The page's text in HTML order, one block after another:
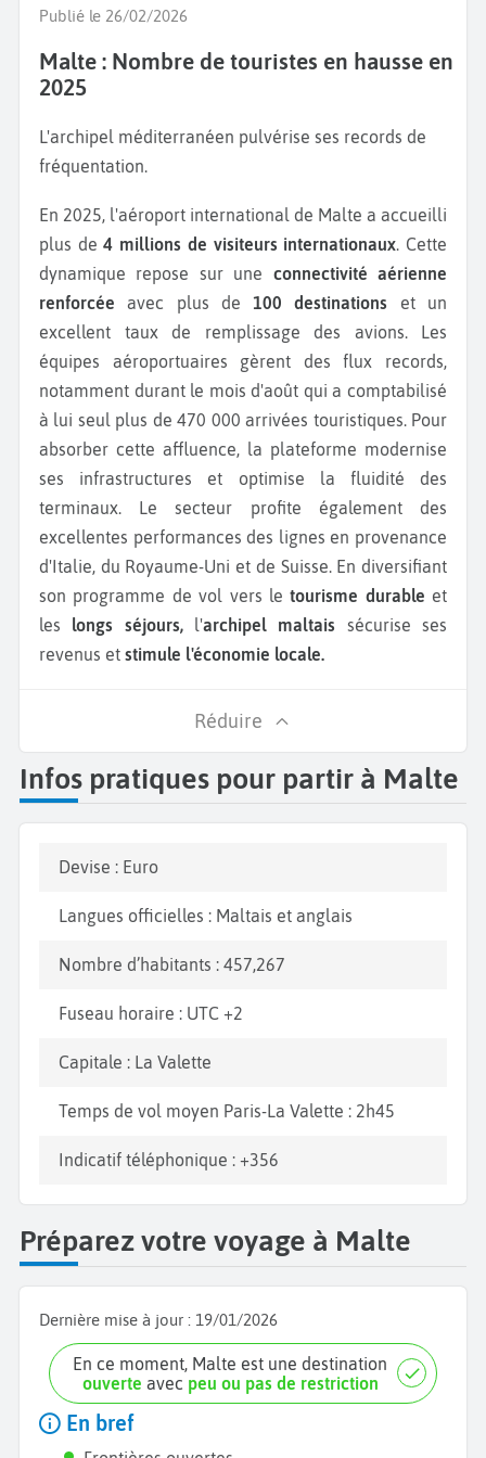
une plage naturelle préservée dépourvue de toute
construction. La plus fréquentée par les touristes est
réputé pour ses spots de natation, de plongée et de
sports nautiques.
Au Sud de l’île principale, baladez-vous à
St-Peter’s
Pool,
une magnifique piscine naturelle et faites un
tour au Grand Harbour, un port historique avec une
vue panoramique sur La Valette. Pour les amoureux
de la faune, découvrez au Nord, une exposition
d’espèces marines locales au
Malta National
Aquarium
Ne quittez pas le territoire maltais sans avoir goûté
aux spécialités culinaires telles que les
pastizzi,
des
feuilletés farcis à la ricotta ou purée de pois, le ftira ;
un pain avec de l’huile, tomate, oignon et ail, ainsi
que la soppa ta’l-armla, une soupe de légumes,
fromage et œuf.
Publié le 26/02/2026
Malte : Nombre de touristes en hausse en
2025
L'archipel méditerranéen pulvérise ses records de
fréquentation.
En 2025, l'aéroport international de Malte a accueilli
plus de4 millions de visiteurs internationaux. Cette
dynamique repose sur une connectivité aérienne
renforcéeavec plus de100 destinations et un
excellent taux de remplissage des avions. Les
équipes aéroportuaires gèrent des flux records,
notamment durant le mois d'août qui a comptabilisé
à lui seul plus de 470 000 arrivées touristiques. Pour
absorber cette affluence, la plateforme modernise
ses infrastructures et optimise la fluidité des
terminaux. Le secteur profite également des
excellentes performances des lignes en provenance
d'Italie, du Royaume-Uni et de Suisse. En diversifiant
son programme de vol vers letourisme durable et
les longs séjours,l'archipel maltais sécurise ses
revenus et stimule l'économie locale.
Réduire
Infos pratiques pour partir à Malte
Devise : Euro
Langues officielles : Maltais et anglais
Nombre d’habitants : 457,267
Fuseau horaire : UTC +2
Capitale : La Valette
Temps de vol moyen Paris-La Valette : 2h45
Indicatif téléphonique : +356
Préparez votre voyage à Malte
Dernière mise à jour : 19/01/2026
En ce moment, Malte est une destination
ouverte avec peu ou pas de restriction
En bref